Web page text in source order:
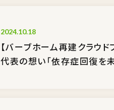
2024.10.18
【バーブホーム再建クラウ
代表の想い「依存症回復を